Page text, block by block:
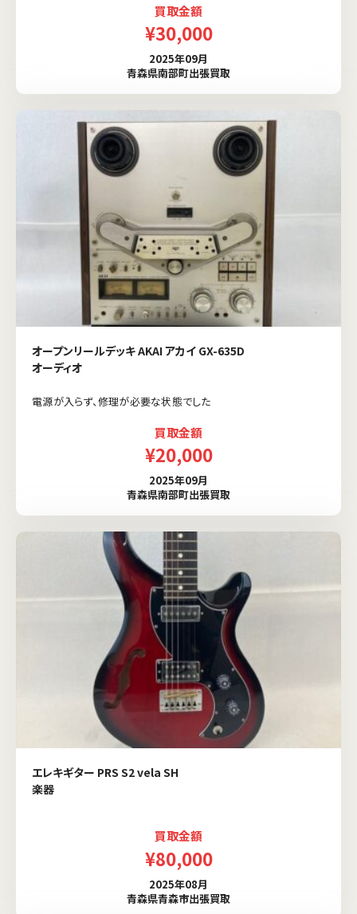
買取金額
¥30,000
2025年09月
青森県南部町出張買取
オープンリールデッキ AKAI アカイ GX-635D
オーディオ
電源が入らず、修理が必要な状態でした
買取金額
¥20,000
2025年09月
青森県南部町出張買取
エレキギター PRS S2 vela SH
楽器
買取金額
¥80,000
2025年08月
青森県青森市出張買取